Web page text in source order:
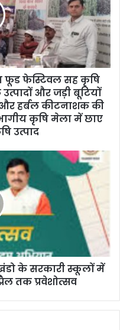
फेस्टिवल सह कृषि
और जड़ी बूटियों
हर्बल कीटनाशक की
कृषि मेला में छाए
उत्पाद
के सरकारी स्कूलों में
तक प्रवेशोत्सव